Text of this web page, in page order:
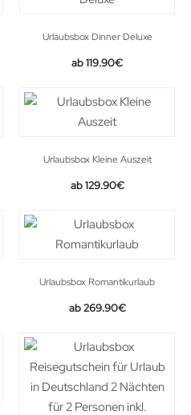
Urlaubsbox Dinner Deluxe
119.90€
Urlaubsbox Kleine Auszeit
129.90€
Urlaubsbox Romantikurlaub
269.90€